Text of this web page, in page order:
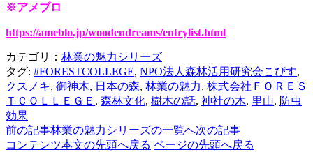
※アメブロ
https://ameblo.jp/woodendreams/entrylist.html
カテゴリ： 林業の魅力シリーズ
タグ: #FORESTCOLLEGE, NPO法人森林活用研究会こぴす,
クスノキ, 御神木, 日本の森, 林業の魅力, 株式会社ＦＯＲＥＳ
ＴＣＯＬＬＥＧＥ , 森林文化, 樹木の話, 神社の木, 里山, 防虫
効果
前の記事林業の魅力シリーズの一覧へ次の記事
コンテンツ本文の先頭へ戻る ページの先頭へ戻る